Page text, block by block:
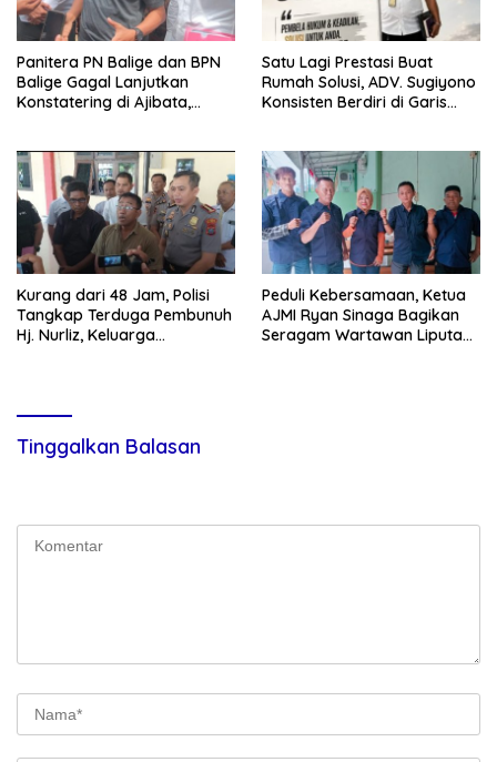
Panitera PN Balige dan BPN
Balige Gagal Lanjutkan
Konstatering di Ajibata,
Satu Lagi Prestasi Buat
Rumah Solusi, ADV. Sugiyono
Konsisten Berdiri di Garis
Kurang dari 48 Jam, Polisi
Tangkap Terduga Pembunuh
Hj. Nurliz, Keluarga
Peduli Kebersamaan, Ketua
AJMI Ryan Sinaga Bagikan
Seragam Wartawan Liputan
Tinggalkan Balasan